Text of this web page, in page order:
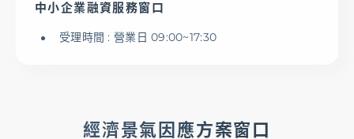
中小企業融資服務窗口
受理時間 : 營業日 09:00~17:30
經濟景氣因應方案窗口